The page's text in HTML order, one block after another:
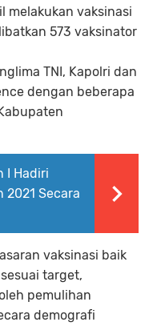
melakukan vaksinasi
573 vaksinator
TNI, Kapolri dan
dengan beberapa
I Hadiri
2021 Secara
vaksinasi baik
target,
pemulihan
demografi